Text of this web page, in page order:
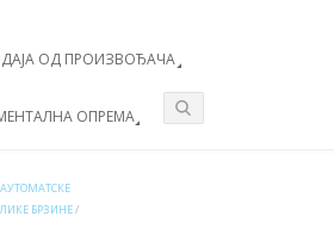
ОД ПРОИЗВОЂАЧА
ОПРЕМА
АУТОМАТСКЕ
БРЗИНЕ/